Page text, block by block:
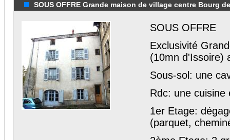
SOUS OFFRE Grande maison de village centre Bourg
SOUS OFFRE
Exclusivité
(10mn d'Issoire)
Sous-sol: une
Rdc: une
1er Etage:
(parquet,